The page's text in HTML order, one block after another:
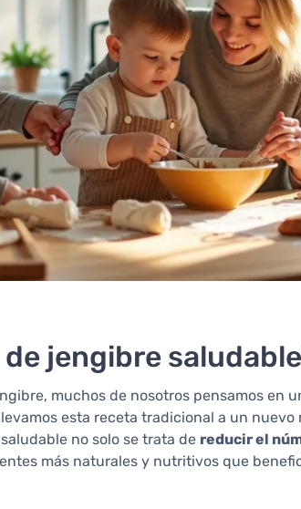
de jengibre
muchos de nosotros pensamos en
esta receta tradicional a un
no solo se trata de reducir el
más naturales y nutritivos que